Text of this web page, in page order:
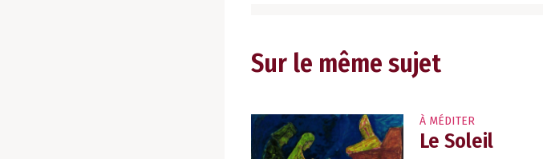
Sur le même sujet
À MÉDITER
Le Soleil